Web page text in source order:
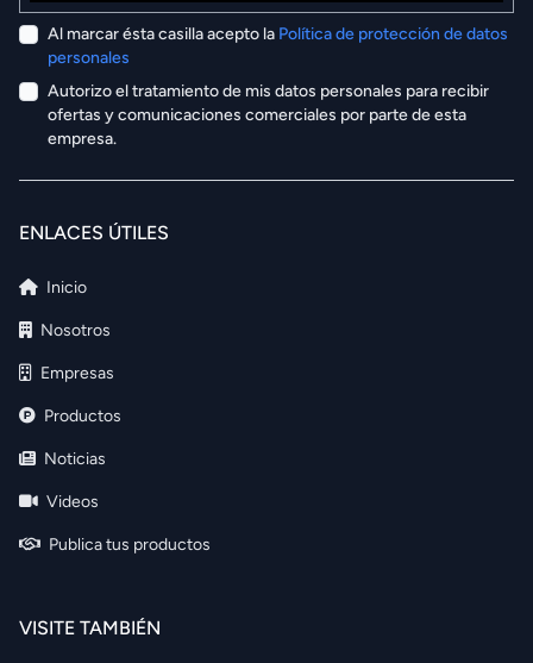
Al marcar ésta casilla acepto la Política de protección de datos
personales
Autorizo el tratamiento de mis datos personales para recibir
ofertas y comunicaciones comerciales por parte de esta
empresa.
ENLACES ÚTILES
Inicio
Nosotros
Empresas
Productos
Noticias
Videos
Publica tus productos
VISITE TAMBIÉN